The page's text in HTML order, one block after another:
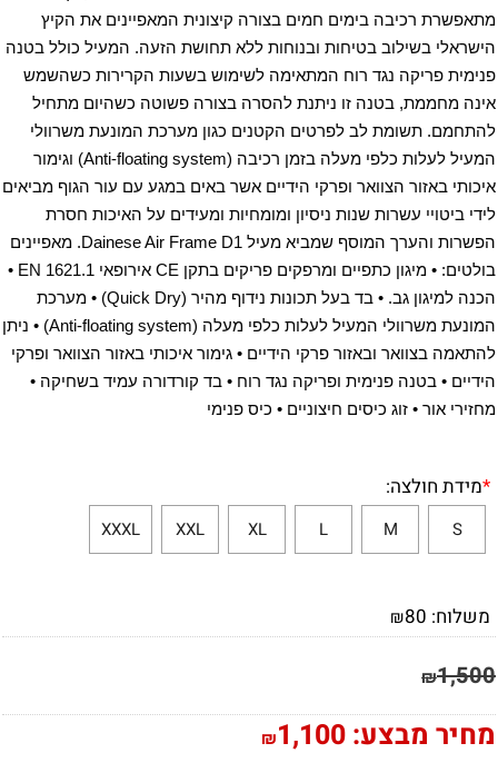
מחזירי אור • זוג כיסים חיצוניים • כיס פנימי
*מידת חולצה:
S
M
L
XL
XXL
XXXL
משלוח: ₪80
₪1,500
מחיר מבצע: ₪1,100